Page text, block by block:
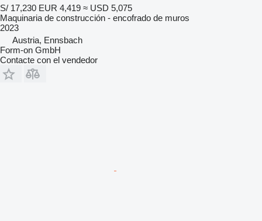
S/ 17,230 EUR 4,419 ≈ USD 5,075
Maquinaria de construcción - encofrado de muros
2023
Austria, Ennsbach
Form-on GmbH
Contacte con el vendedor